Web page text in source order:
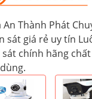
An Thành Phát
sát giá rẻ uy tín
chính hãng